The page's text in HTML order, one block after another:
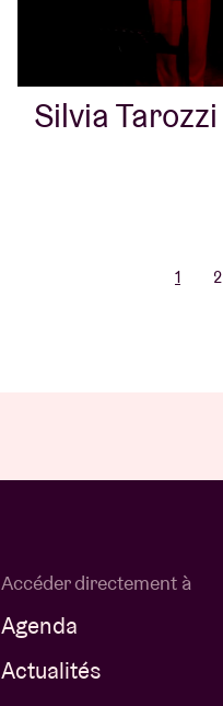
Silvia Tarozzi
1 2
Accéder directement à
Agenda
Actualités